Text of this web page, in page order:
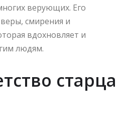
верующих. Его
смирения и
вдохновляет и
людям.
старца